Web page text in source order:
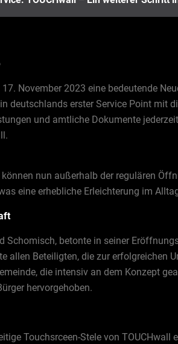
November 2023 eine bedeutende
deutschlands erster Service Point mit
und amtliche Dokumente
nun außerhalb der regulären
eine erhebliche Erleichterung im
Schomisch, betonte in seiner
allen Beteiligten, die zur erfolgreichen
die intensiv an dem Konzept
hervorgehoben.
Touchsrceen-Stele von